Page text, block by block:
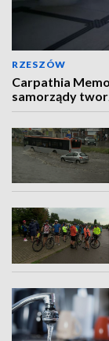
RZESZÓW
Carpathia
samorządy